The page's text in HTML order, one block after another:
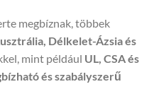
megbíznak, többek
Délkelet-Ázsia és
mint például UL, CSA és
és szabályszerű